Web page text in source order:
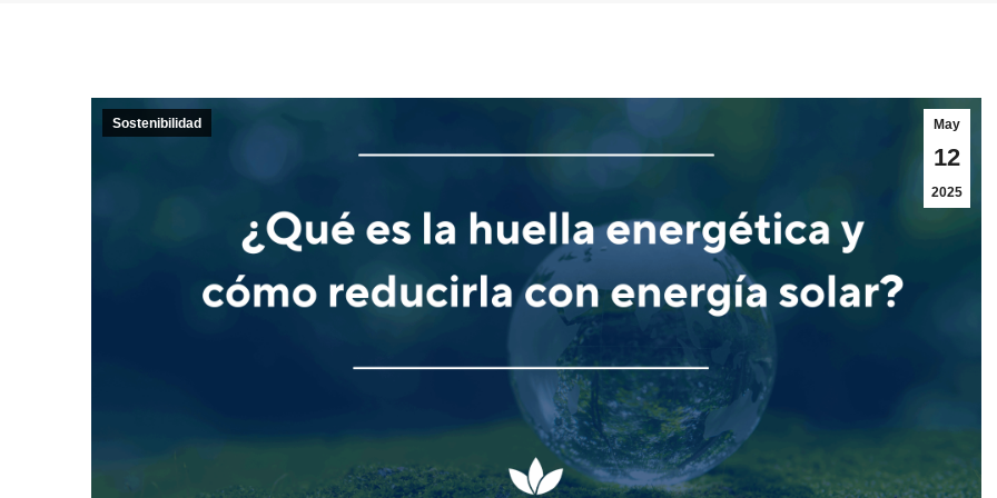
May
12
2025
Sostenibilidad